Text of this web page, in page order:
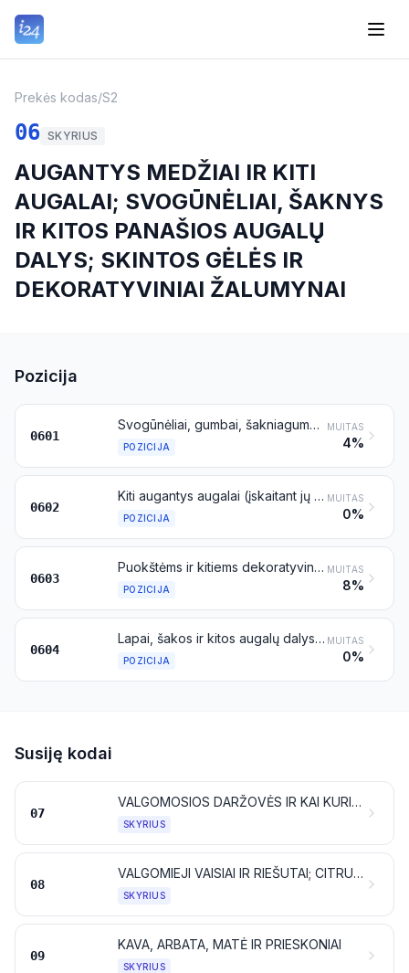
Prekės kodas/S2
06 SKYRIUS
AUGANTYS MEDŽIAI IR KITI
AUGALAI; SVOGŪNĖLIAI, ŠAKNYS
IR KITOS PANAŠIOS AUGALŲ
DALYS; SKINTOS GĖLĖS IR
DEKORATYVINIAI ŽALUMYNAI
Pozicija
0601
Svogūnėliai, gumbai, šakniagumbiai, gumbasvogūniai, šaknų skrotelės ir šakniastiebiai, esantys vegetacinės ramybės, vegetacijos arba žydėjimo būsenoje; trūkažolės (cikorijos) augalai ir šaknys, išskyrus šaknis, priskiriamas 1212 pozicijai
POZICIJA
MUITAS
4%
0602
Kiti augantys augalai (įskaitant jų šaknis), auginiai ir ūgliai; grybiena
POZICIJA
MUITAS
0%
0603
Puokštėms ir kitiems dekoratyviniams tikslams skintos gėlės ir gėlių žiedpumpuriai, gyvos, džiovintos, dažytos, balintos, įmirkytos arba apdorotos kitu būdu
POZICIJA
MUITAS
8%
0604
Lapai, šakos ir kitos augalų dalys be žiedų arba žiedpumpurių, taip pat žolės, samanos ir kerpės, tinkamos puokštėms ar kitiems dekoratyviniams tikslams, gyvos, džiovintos, dažytos, balintos, įmirkytos arba apdorotos kitu būdu
POZICIJA
MUITAS
0%
Susiję kodai
07
VALGOMOSIOS DARŽOVĖS IR KAI KURIE ŠAKNIAVAISIAI BEI GUMBAVAISIAI
SKYRIUS
08
VALGOMIEJI VAISIAI IR RIEŠUTAI; CITRUSINIŲ VAISIŲ ARBA MELIONŲ ŽIEVELĖS IR LUOBOS
SKYRIUS
09
KAVA, ARBATA, MATĖ IR PRIESKONIAI
SKYRIUS